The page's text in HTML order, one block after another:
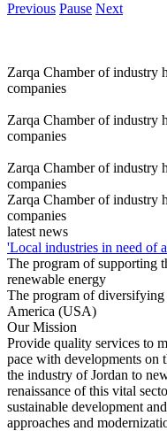
Previous Pause Next
Zarqa Chamber of industry
companies
Zarqa Chamber of industry
companies
Zarqa Chamber of industry
companies
Zarqa Chamber of industry
companies
latest news
'Local industries in need of
The program of supporting
renewable energy
The program of diversifying
America (USA)
Our Mission
Provide quality services to
pace with developments on
the industry of Jordan to
renaissance of this vital
sustainable development
approaches and